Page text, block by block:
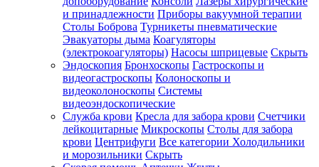
и принадлежности Приборы вакуумной терапии
Столы Боброва Турникеты пневматические
Эвакуаторы дыма Коагуляторы
(электрокоагуляторы) Насосы шприцевые Скрыть
Эндоскопия Бронхоскопы Гастроскопы и
видеогастроскопы Колоноскопы и
видеоколоноскопы Системы
видеоэндоскопические
Служба крови Кресла для забора крови Счетчики
лейкоцитарные Микроскопы Столы для забора
крови Центрифуги Все категории Холодильники
и морозильники Скрыть